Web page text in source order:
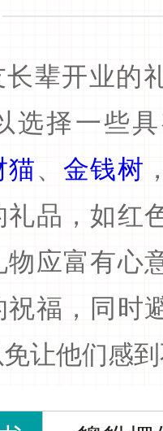
长辈开业的
选择一些
猫、金钱树
礼品，如红
物应富有心
祝福，同时
让他们感